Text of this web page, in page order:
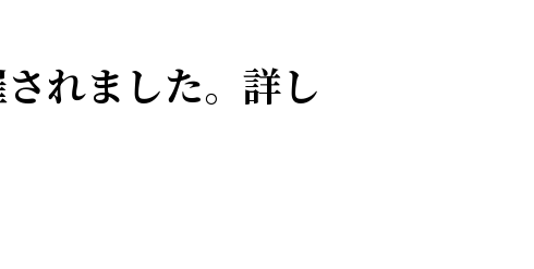
れました。詳し